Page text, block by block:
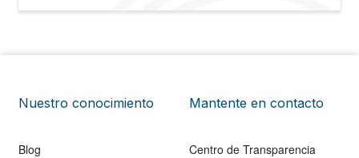
Nuestro conocimiento
Blog
Mantente en contacto
Centro de Transparencia